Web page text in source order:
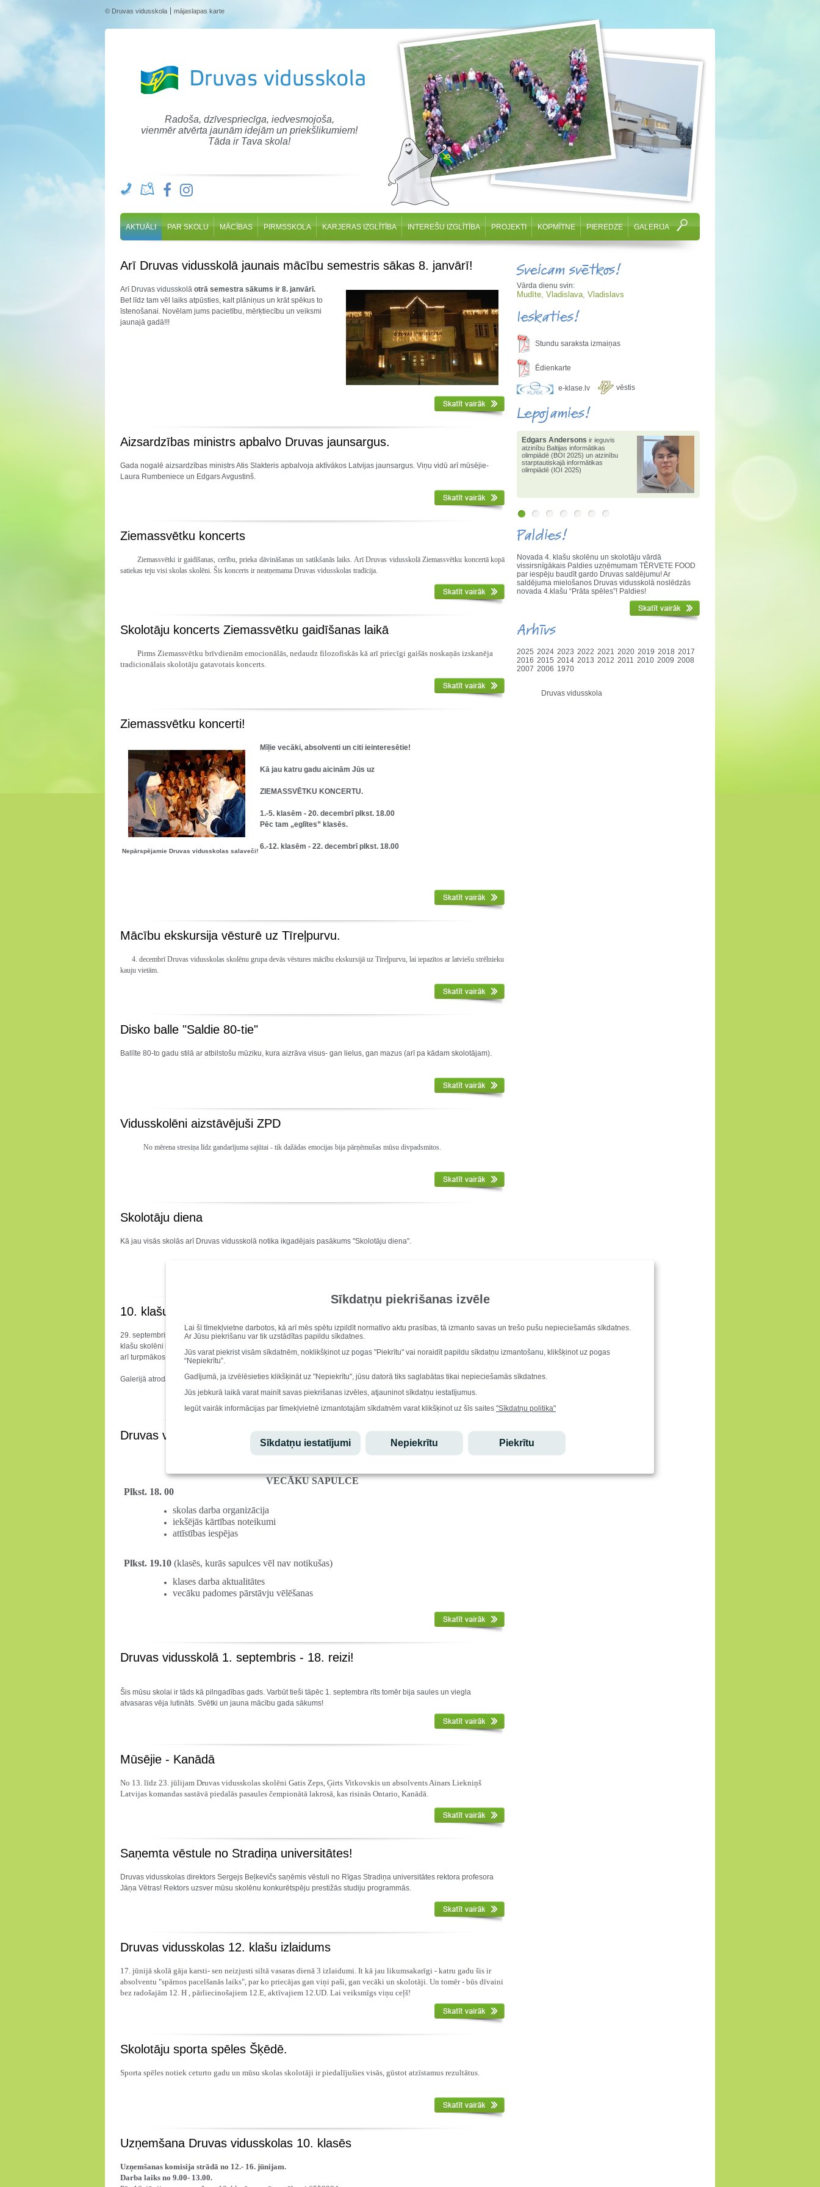
Sīkdatņu piekrišanas izvēle
Lai šī tīmekļvietne darbotos, kā arī mēs spētu izpildīt normatīvo aktu prasības, tā izmanto savas un trešo pušu nepieciešamās sīkdatnes.
Ar Jūsu piekrišanu var tik uzstādītas papildu sīkdatnes.
Jūs varat piekrist visām sīkdatnēm, noklikšķinot uz pogas "Piekrītu" vai noraidīt papildu sīkdatņu izmantošanu, klikšķinot uz pogas
“Nepiekrītu”.
Gadījumā, ja izvēlēsieties klikšķināt uz "Nepiekrītu", jūsu datorā tiks saglabātas tikai nepieciešamās sīkdatnes.
Jūs jebkurā laikā varat mainīt savas piekrišanas izvēles, atjauninot sīkdatņu iestatījumus.
Iegūt vairāk informācijas par tīmekļvietnē izmantotajām sīkdatnēm varat klikšķinot uz šīs saites "Sīkdatņu politika"
Sīkdatņu iestatījumi Nepiekrītu Piekrītu
© Druvas vidusskola mājaslapas karte
Radoša, dzīvespriecīga, iedvesmojoša,
vienmēr atvērta jaunām idejām un priekšlikumiem!
Tāda ir Tava skola!
AKTUĀLI PAR SKOLU MĀCĪBAS PIRMSSKOLA KARJERAS IZGLĪTĪBA INTEREŠU IZGLĪTĪBA PROJEKTI KOPMĪTNE PIEREDZE GALERIJA
Arī Druvas vidusskolā jaunais mācību semestris sākas 8. janvārī!
Arī Druvas vidusskolā otrā semestra sākums ir 8. janvārī.
Bet līdz tam vēl laiks atpūsties, kalt plāniņus un krāt spēkus to
īstenošanai. Novēlam jums pacietību, mērķtiecību un veiksmi
jaunajā gadā!!!
Aizsardzības ministrs apbalvo Druvas jaunsargus.
Gada nogalē aizsardzības ministrs Atis Slakteris apbalvoja aktīvākos Latvijas jaunsargus. Viņu vidū arī mūsējie-
Laura Rumbeniece un Edgars Avgustinš.
Ziemassvētku koncerts
Ziemassvētki ir gaidīšanas, cerību, prieka dāvināšanas un satikšanās laiks. Arī Druvas vidusskolā Ziemassvētku koncertā kopā
satiekas teju visi skolas skolēni. Šis koncerts ir neatņemama Druvas vidusskolas tradīcija.
Skolotāju koncerts Ziemassvētku gaidīšanas laikā
Pirms Ziemassvētku brīvdienām emocionālās, nedaudz filozofiskās kā arī priecīgi gaišās noskaņās izskanēja
tradicionālais skolotāju gatavotais koncerts.
Ziemassvētku koncerti!
Nepārspējamie Druvas vidusskolas salaveči!
Mīļie vecāki, absolventi un citi ieinteresētie!
Kā jau katru gadu aicinām Jūs uz
ZIEMASSVĒTKU KONCERTU.
1.-5. klasēm - 20. decembrī plkst. 18.00
Pēc tam „eglītes” klasēs.
6.-12. klasēm - 22. decembrī plkst. 18.00
Mācību ekskursija vēsturē uz Tīreļpurvu.
4. decembrīDruvas vidusskolas skolēnu grupa devās vēstures mācību ekskursijā uz Tīreļpurvu, lai iepazītos ar latviešu strēlnieku
kauju vietām.
Disko balle "Saldie 80-tie"
Ballīte 80-to gadu stilā ar atbilstošu mūziku, kura aizrāva visus- gan lielus, gan mazus (arī pa kādam skolotājam).
Vidusskolēni aizstāvējuši ZPD
No mērena stresiņa līdz gandarījuma sajūtai - tik dažādas emocijas bija pārņēmušas mūsu divpadsmitos.
Skolotāju diena
Kā jau visās skolās arī Druvas vidusskolā notika ikgadējais pasākums "Skolotāju diena".
10. klašu inaugurācija
29. septembris 10. klašu skolēniem izvērtās manāmi satraucošs, jo viņi taču tika uzņemti vidusskolēnu pulkā! 11.
klašu skolēni bija pacentušies, liels paldies viņiem par to! Cerēsim, ka inaugurācijas pasākumi tikpat labi tiks rīkoti
arī turpmākos gadus!
Galerijā atrodamas bildes no šī pasākuma!
Druvas vidusskolas vecāku sapulce.
27. septembrī
VECĀKU SAPULCE
Plkst. 18. 00
skolas darba organizācija
iekšējās kārtības noteikumi
attīstības iespējas
Plkst. 19.10 (klasēs, kurās sapulces vēl nav notikušas)
klases darba aktualitātes
vecāku padomes pārstāvju vēlēšanas
Druvas vidusskolā 1. septembris - 18. reizi!
Šis mūsu skolai ir tāds kā pilngadības gads. Varbūt tieši tāpēc 1. septembra rīts tomēr bija saules un viegla
atvasaras vēja lutināts. Svētki un jauna mācību gada sākums!
Mūsējie - Kanādā
No 13. līdz 23. jūlijam Druvas vidusskolas skolēni Gatis Zeps, Ģirts Vitkovskis un absolvents Ainars Liekniņš
Latvijas komandas sastāvā piedalās pasaules čempionātā lakrosā, kas risinās Ontario, Kanādā.
Saņemta vēstule no Stradiņa universitātes!
Druvas vidusskolas direktors Sergejs Beļkevičs saņēmis vēstuli no Rīgas Stradiņa universitātes rektora profesora
Jāņa Vētras! Rektors uzsver mūsu skolēnu konkurētspēju prestižās studiju programmās.
Druvas vidusskolas 12. klašu izlaidums
17. jūnijā skolā gāja karsti- sen neizjusti siltā vasaras dienā 3 izlaidumi. It kā jau likumsakarīgi - katru gadu šis ir
absolventu "spārnos pacelšanās laiks", par ko priecājas gan viņi paši, gan vecāki un skolotāji. Un tomēr - būs dīvaini
bez radošajām 12. H , pārliecinošajiem 12.E, aktīvajiem 12.UD. Lai veiksmīgs viņu ceļš!
Skolotāju sporta spēles Šķēdē.
Sporta spēles notiek ceturto gadu un mūsu skolas skolotāji ir piedalījušies visās, gūstot atzīstamus rezultātus.
Uzņemšana Druvas vidusskolas 10. klasēs
Uzņemšanas komisija strādā no 12.- 16. jūnijam.
Darba laiks no 9.00- 13.00.
Sveicam svētkos!
Vārda dienu svin:
Mudīte, Vladislava, Vladislavs
Ieskaties!
Stundu saraksta izmaiņas
Ēdienkarte
e-klase.lv vēstis
Lepojamies!
Edgars Andersons 2025. gadā
ieguvis 1.pakāpi valsts
informātikas olimpiādē,1.vietu
valstī konkursā "Bebr[a]s" un
3.pakāpi matemātikas atklātajā
Paldies!
Novada 4. klašu skolēnu un skolotāju vārdā
vissirsnīgākais Paldies uzņēmumam TĒRVETE FOOD
par iespēju baudīt gardo Druvas saldējumu! Ar
saldējuma mielošanos Druvas vidusskolā noslēdzās
novada 4.klašu “Prāta spēles”! Paldies!
Arhīvs
2025 2024 2023 2022 2021 2020 2019 2018 2017
2016 2015 2014 2013 2012 2011 2010 2009 2008
2007 2006 1970
Druvas vidusskola